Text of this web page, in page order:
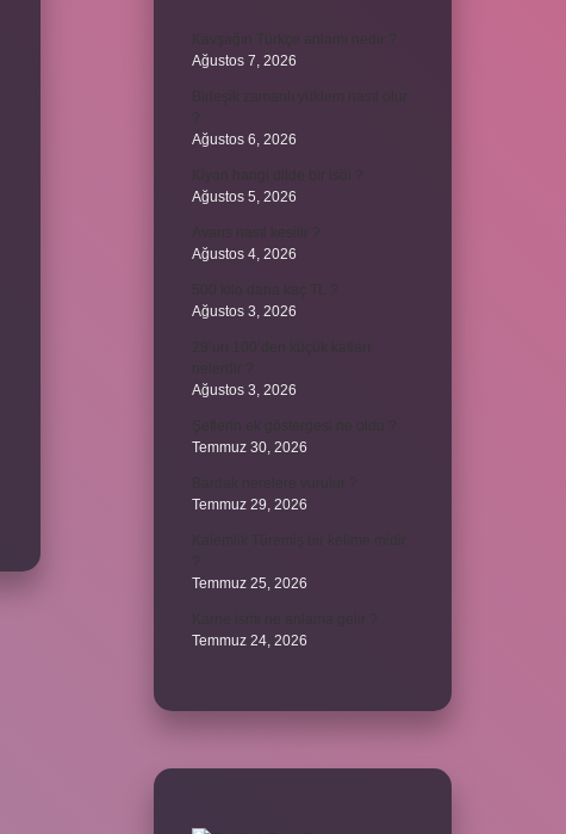
Ağustos 7, 2026
Ağustos 6, 2026
Ağustos 5, 2026
Ağustos 4, 2026
Ağustos 3, 2026
Ağustos 3, 2026
Temmuz 30, 2026
Temmuz 29, 2026
Temmuz 25, 2026
Temmuz 24, 2026